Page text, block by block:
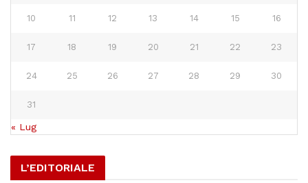
10 11 12 13 14 15 16
17 18 19 20 21 22 23
24 25 26 27 28 29 30
31
« Lug
L’EDITORIALE